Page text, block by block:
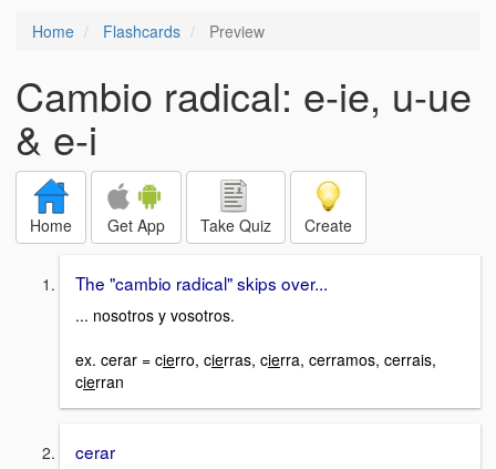
Home Flashcards Preview
Cambio radical: e-ie, u-ue
& e-i
Home Get App Take Quiz Create
The "cambio radical" skips over...
... nosotros y vosotros.
ex. cerar = cierro, cierras, cierra, cerramos, cerrais,
cierran
cerar